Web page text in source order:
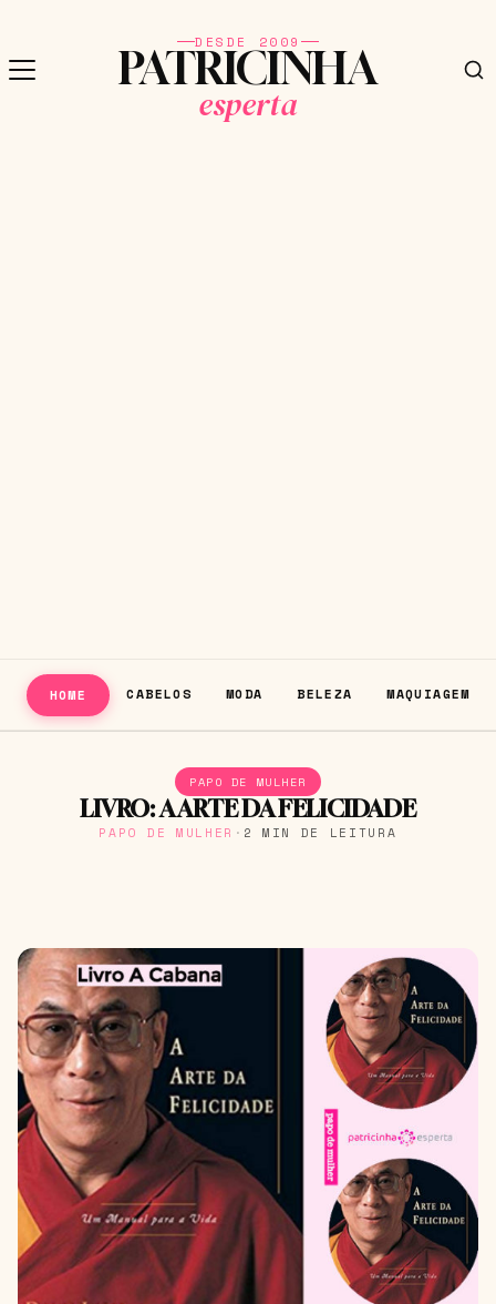
DESDE 2009
PATRICINHA
esperta
HOME CABELOS MODA BELEZA MAQUIAGEM
PAPO DE MULHER
LIVRO: A ARTE DA FELICIDADE
PAPO DE MULHER · 2 MIN DE LEITURA